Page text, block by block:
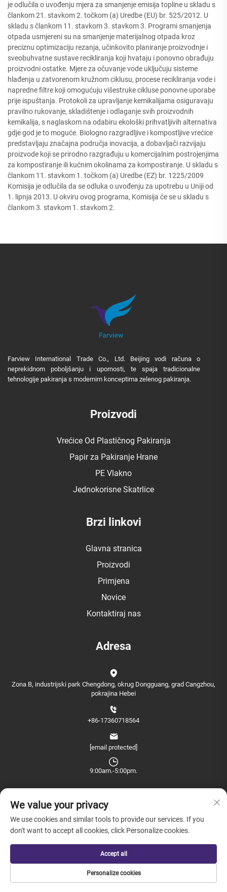
je odlučila o uvođenju mjera za smanjenje emisija topline u skladu s
člankom 21. stavkom 2. točkom (a) Uredbe (EU) br. 525/2012. U
skladu s člankom 11. stavkom 3. stavkom 3. Programi smanjenja
otpada usmjereni su na smanjenje materijalnog otpada kroz
preciznu optimizaciju rezanja, učinkovito planiranje proizvodnje i
sveobuhvatne sustave recikliranja koji hvataju i ponovno obrađuju
proizvodni ostatke. Mjere za očuvanje vode uključuju sisteme
hlađenja u zatvorenom kružnom ciklusu, procese recikliranja vode i
napredne filtre koji omogućuju višestruke cikluse ponovne uporabe
prije ispuštanja. Protokoli za upravljanje kemikalijama osiguravaju
pravilno rukovanje, skladištenje i odlaganje svih proizvodnih
kemikalija, s naglaskom na odabiru ekološki prihvatljivih alternativa
gdje god je to moguće. Biologno razgradljive i kompostljive vrećice
predstavljaju značajna područja inovacija, a dobavljači razvijaju
proizvode koji se prirodno razgrađuju u komercijalnim postrojenjima
za kompostiranje ili kućnim okolinama za kompostiranje. U skladu s
člankom 11. stavkom 1. točkom (a) Uredbe (EZ) br. 1225/2009
Komisija je odlučila da se odluka o uvođenju za upotrebu u Uniji od
1. lipnja 2013. U okviru ovog programa, Komisija će se u skladu s
člankom 3. stavkom 1. stavkom 2.
Farview International Trade Co., Ltd. Beijing vodi računa o
neprekidnom poboljšanju i upornosti, te spaja tradicionalne
tehnologije pakiranja s modernim konceptima zelenog pakiranja.
Proizvodi
Vrećice Od Plastičnog Pakiranja
Papir za Pakiranje Hrane
PE Vlakno
Jednokorisne Skatrlice
Brzi linkovi
Glavna stranica
Proizvodi
Primjena
Novice
Kontaktiraj nas
Adresa
Zona B, industrijski park Chengdong, okrug Dongguang, grad Cangzhou,
pokrajina Hebei
+86-17360718564
[email protected]
9:00am.-5:00pm.
prava rezervirana. - Politika privatnosti
We value your privacy
We use cookies and similar tools to provide our services. If you
don't want to accept all cookies, click Personalize cookies.
Personalize cookies
Accept all